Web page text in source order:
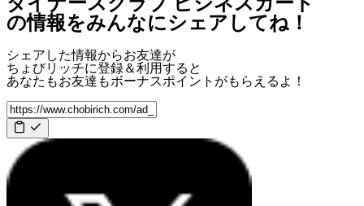
の情報をみんなにシェアしてね！
シェアした情報からお友達が
ちょびリッチに登録＆利用すると
あなたもお友達もボーナスポイント がもらえるよ！